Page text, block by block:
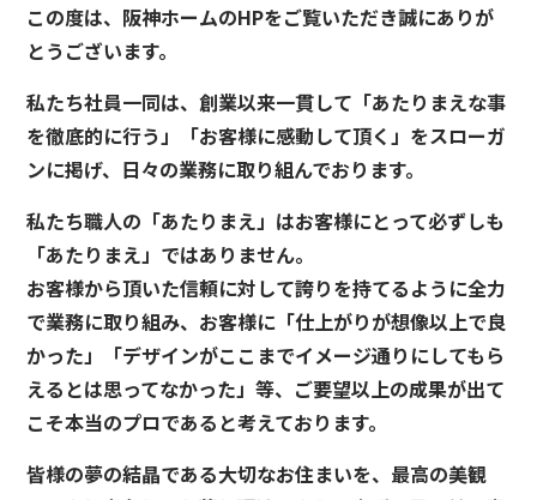
この度は、阪神ホームのHPをご覧いただき誠にありが
とうございます。
私たち社員一同は、創業以来一貫して「あたりまえな事
を徹底的に行う」「お客様に感動して頂く」をスローガ
ンに掲げ、日々の業務に取り組んでおります。
私たち職人の「あたりまえ」はお客様にとって必ずしも
「あたりまえ」ではありません。
お客様から頂いた信頼に対して誇りを持てるように全力
で業務に取り組み、お客様に「仕上がりが想像以上で良
かった」「デザインがここまでイメージ通りにしてもら
えるとは思ってなかった」等、ご要望以上の成果が出て
こそ本当のプロであると考えております。
皆様の夢の結晶である大切なお住まいを、最高の美観